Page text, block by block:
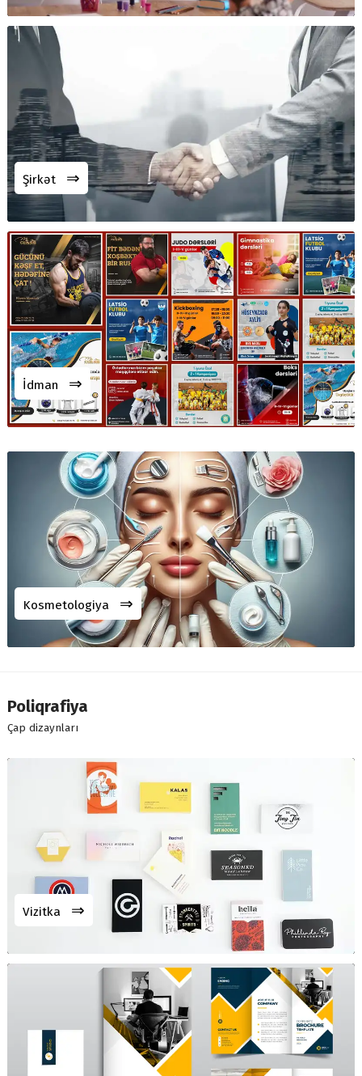
Şirkət ⇒
İdman ⇒
Kosmetologiya ⇒
Poliqrafiya
Çap dizaynları
Vizitka ⇒